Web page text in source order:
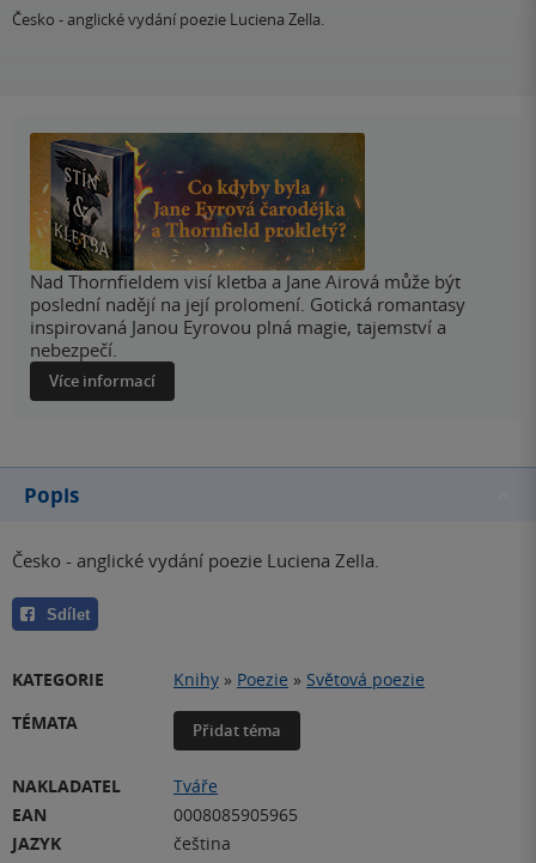
Česko - anglické vydání poezie Luciena Zella.
Nad Thornfieldem visí kletba a Jane Airová může být
poslední nadějí na její prolomení. Gotická romantasy
inspirovaná Janou Eyrovou plná magie, tajemství a
nebezpečí.
Více informací
Popis
Česko - anglické vydání poezie Luciena Zella.
Sdílet
KATEGORIE Knihy » Poezie » Světová poezie
TÉMATA
Přidat téma
NAKLADATEL
Tváře
EAN
0008085905965
JAZYK
čeština